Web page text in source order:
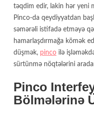
təqdim edir, lakin hər yeni
Pinco-da qeydiyyatdan
səmərəli istifadə etməyə
hamarlaşdırmağa kömək
düşmək, pinco ilə
sürtünmə nöqtələrini
Pinco
Bölmələrinə